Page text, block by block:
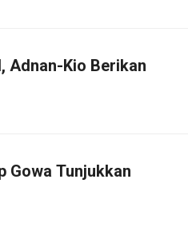
Adnan-Kio Berikan
Gowa Tunjukkan